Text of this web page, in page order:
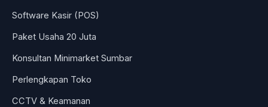
Software Kasir (POS)
Paket Usaha 20 Juta
Konsultan Minimarket Sumbar
Perlengkapan Toko
CCTV & Keamanan